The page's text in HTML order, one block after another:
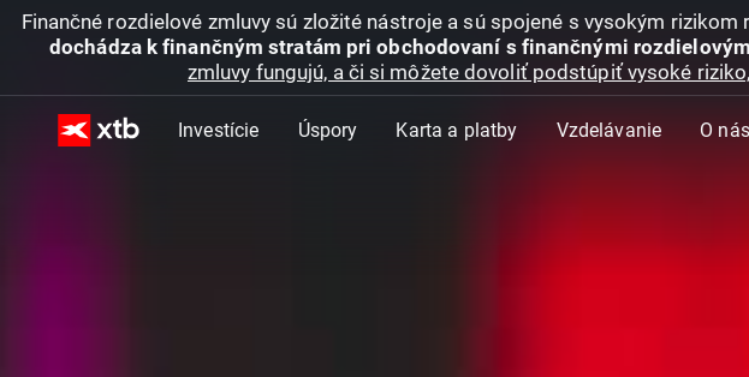
Finančné rozdielové zmluvy sú zložité nástroje a sú spojené s vysokým
dochádza k finančným stratám pri obchodovaní s finančnými
zmluvy fungujú, a či si môžete dovoliť podstúpiť vysoké
Investície Úspory Karta a platby Vzdelávanie O nás